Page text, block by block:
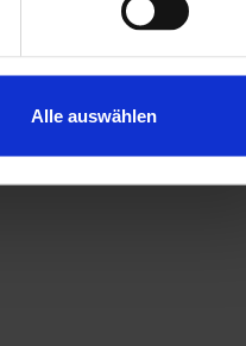
Alle auswählen